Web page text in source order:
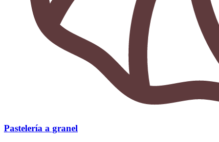
Pastelería a granel